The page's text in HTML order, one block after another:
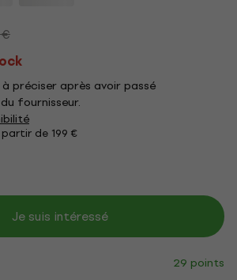
préciser après avoir passé
fournisseur.
de 199 €
Je suis intéressé
29 points